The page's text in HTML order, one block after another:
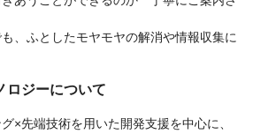
、ふとしたモヤモヤの解消や情報収集に
ロジーについて
×先端技術を用いた開発支援を中心に、